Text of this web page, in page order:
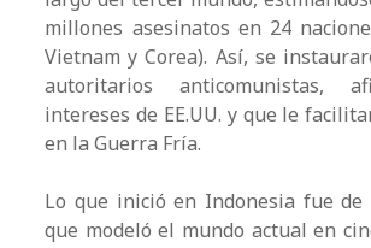
millones asesinatos en 24
Vietnam y Corea). Así, se
autoritarios anticomunistas,
intereses de EE.UU. y que le
en la Guerra Fría.
Lo que inició en Indonesia fue
que modeló el mundo actual en